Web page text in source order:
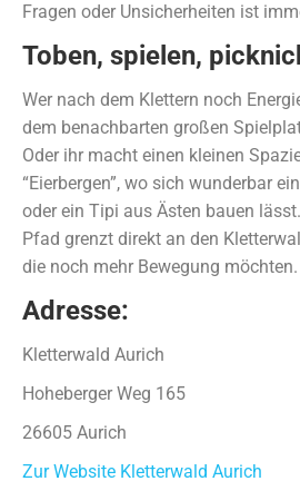
Fragen oder Unsicherheiten ist
Toben, spielen,
Wer nach dem Klettern noch
dem benachbarten großen
Oder ihr macht einen kleinen
“Eierbergen”, wo sich wunderbar
oder ein Tipi aus Ästen bauen
Pfad grenzt direkt an den
die noch mehr Bewegung möchten.
Adresse:
Kletterwald Aurich
Hoheberger Weg 165
26605 Aurich
Zur Website Kletterwald Aurich